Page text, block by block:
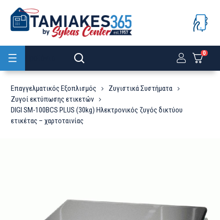
0
Επαγγελματικός Εξοπλισμός
Ζυγιστικά Συστήματα
Zυγοί εκτύπωσης ετικετών
DIGI SM-100BCS PLUS (30kg) Ηλεκτρονικός ζυγός δικτύου
ετικέτας – χαρτοταινίας